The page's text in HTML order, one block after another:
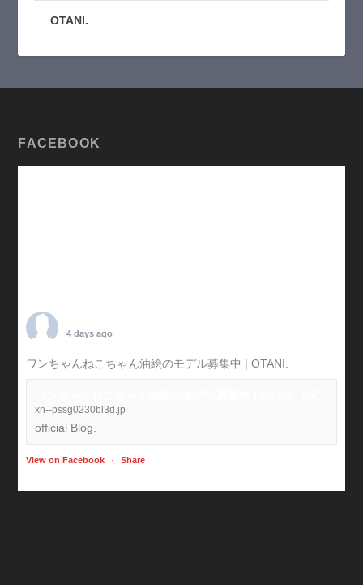
OTANI.
FACEBOOK
4 days ago
ワンちゃんねこちゃん油絵のモデル募集中 | OTANI.
xn--pssg0230bl3d.jp
official Blog.
View on Facebook · Share